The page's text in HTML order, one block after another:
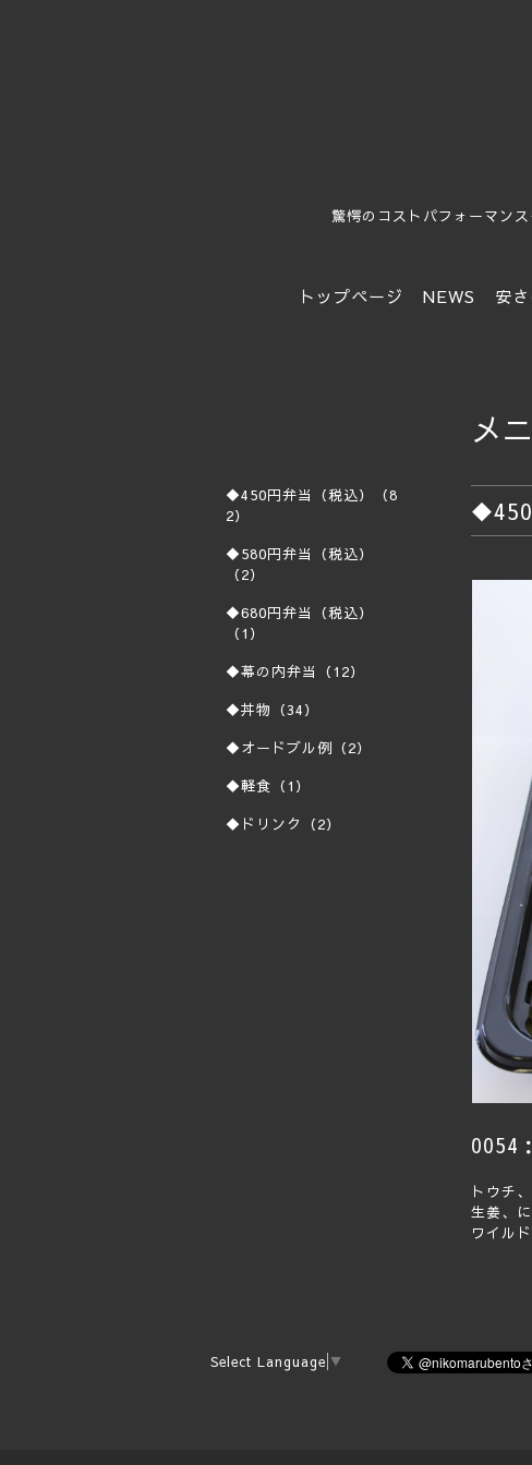
驚愕のコストパフォーマン
トップページ NEWS 安
メ
◆450
0054
トウチ
生姜、
ワイル
◆450円弁当（税込）（8
2）
◆580円弁当（税込）
（2）
◆680円弁当（税込）
（1）
◆幕の内弁当（12）
◆丼物（34）
◆オードブル例（2）
◆軽食（1）
◆ドリンク（2）
Select Language ▼